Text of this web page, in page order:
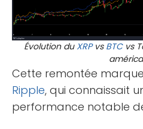
Évolution du XRPvs BTCvs
Cette remontée
Ripple, qui connaissait
performance notable